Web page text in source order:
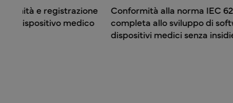
Conformità alla norma IEC 62304: la guida
completa allo sviluppo di software per
dispositivi medici senza insidie